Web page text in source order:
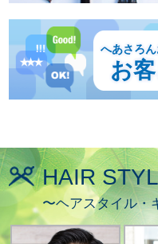
へあさろ
お
HAIR
〜ヘアスタイル・